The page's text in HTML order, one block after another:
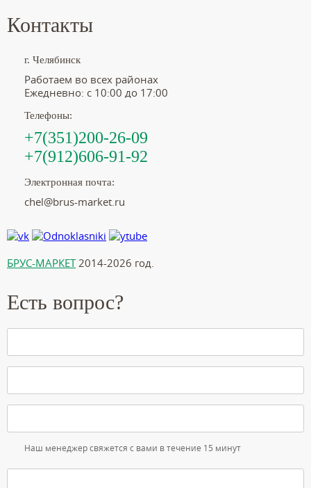
Контакты
г. Челябинск
Работаем во всех районах
Ежедневно: с 10:00 до 17:00
Телефоны:
+7(351)200-26-09
+7(912)606-91-92
Электронная почта:
chel@brus-market.ru
БРУС-МАРКЕТ2014-2026 год.
Есть вопрос?
Наш менеджер свяжется с вами в течение 15 минут